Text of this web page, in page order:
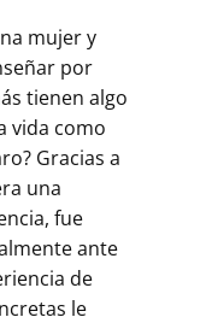
mujer y
por
tienen algo
vida como
Gracias a
una
fue
ante
de
le